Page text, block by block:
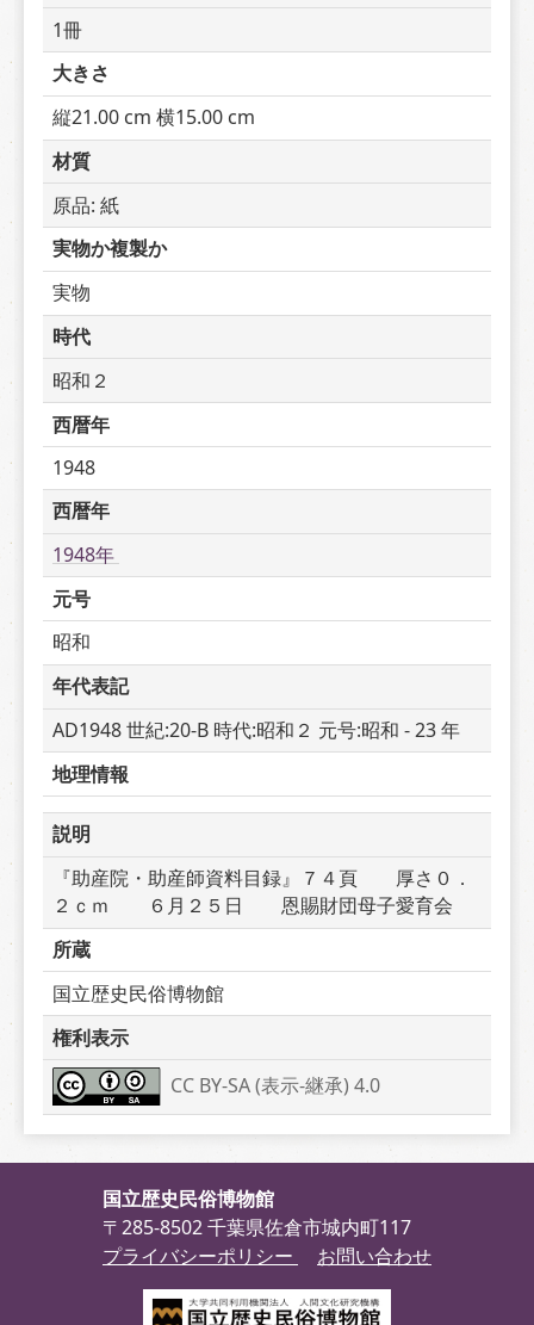
1冊
大きさ
縦21.00 cm 横15.00 cm
材質
原品: 紙
実物か複製か
実物
時代
昭和２
西暦年
1948
西暦年
1948年
元号
昭和
年代表記
AD1948 世紀:20-B 時代:昭和２ 元号:昭和 - 23 年
地理情報
説明
『助産院・助産師資料目録』７４頁　　厚さ０．
２ｃｍ　　６月２５日　　恩賜財団母子愛育会
所蔵
国立歴史民俗博物館
権利表示
CC BY-SA (表示-継承) 4.0
国立歴史民俗博物館
〒285-8502 千葉県佐倉市城内町117
プライバシーポリシー
お問い合わせ